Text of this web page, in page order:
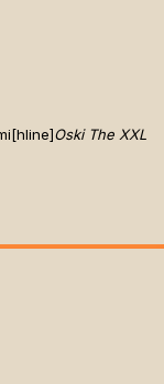
Oski The XXL